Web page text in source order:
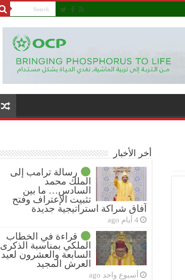
أخر الأخبار
رسالة ترامب إلى
الملك محمد
السادس… ما بين
تثبيت الإعتراف وفتح
آفاق شراكة استراتيجية جديدة
4 أيام ago
قراءة في الخطاب
الملكي بمناسبة الذكرى
السابعة والعشرون لعيد
العرش المجيد
أسبوع واحد ago